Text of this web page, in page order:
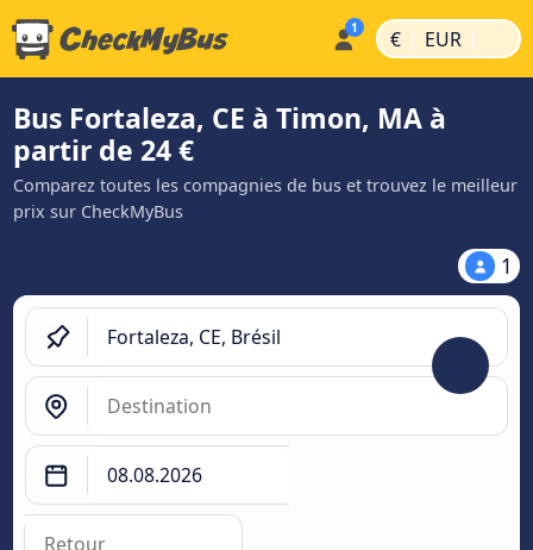
€ | EUR |
Bus Fortaleza, CE à Timon, MA à
partir de 24 €
Comparez toutes les compagnies de bus et trouvez le meilleur
prix sur CheckMyBus
1